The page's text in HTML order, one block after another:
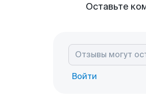
Оставьте
Войти